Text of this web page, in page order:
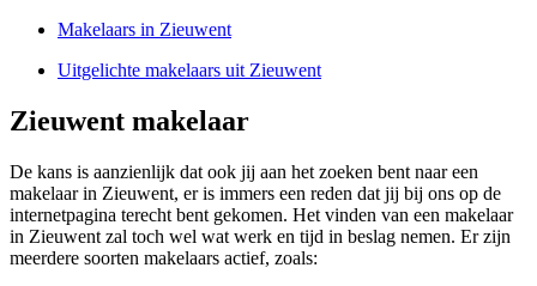
Makelaars in Zieuwent
Uitgelichte makelaars uit Zieuwent
Zieuwent makelaar
De kans is aanzienlijk dat ook jij aan het zoeken bent naar een
makelaar in Zieuwent, er is immers een reden dat jij bij ons op de
internetpagina terecht bent gekomen. Het vinden van een makelaar
in Zieuwent zal toch wel wat werk en tijd in beslag nemen. Er zijn
meerdere soorten makelaars actief, zoals: